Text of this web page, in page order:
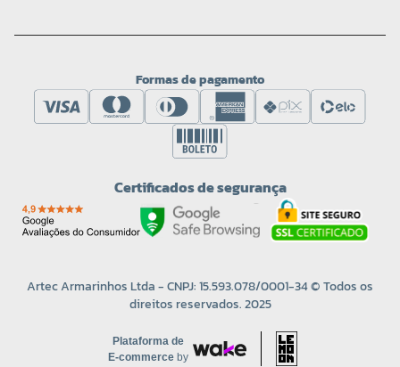
Formas de pagamento
Certificados de segurança
Artec Armarinhos Ltda - CNPJ: 15.593.078/0001-34 © Todos os
direitos reservados. 2025
Plataforma de
E-commerce by